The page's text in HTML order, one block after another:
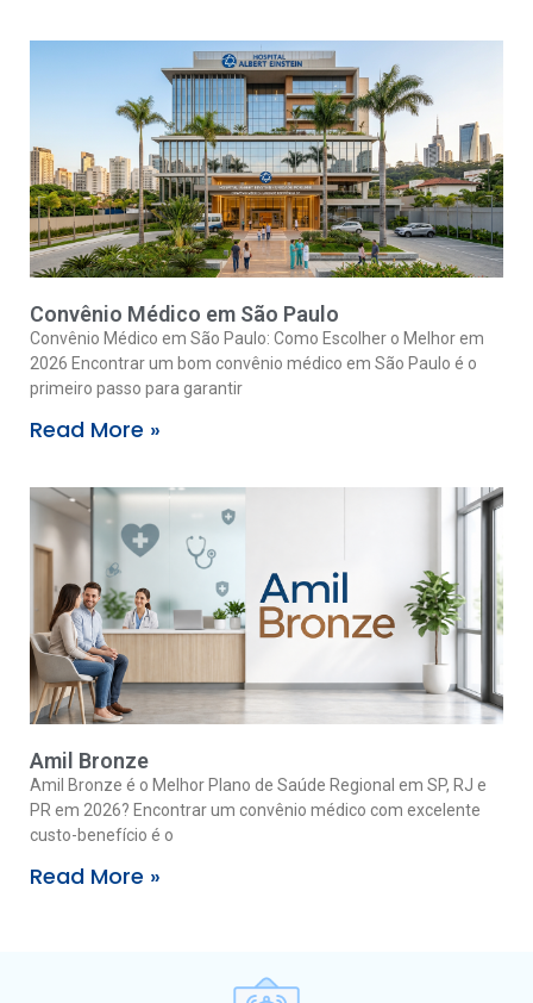
Convênio Médico em São Paulo
Convênio Médico em São Paulo: Como Escolher o Melhor em
2026 Encontrar um bom convênio médico em São Paulo é o
primeiro passo para garantir
Read More »
Amil Bronze
Amil Bronze é o Melhor Plano de Saúde Regional em SP, RJ e
PR em 2026? Encontrar um convênio médico com excelente
custo-benefício é o
Read More »